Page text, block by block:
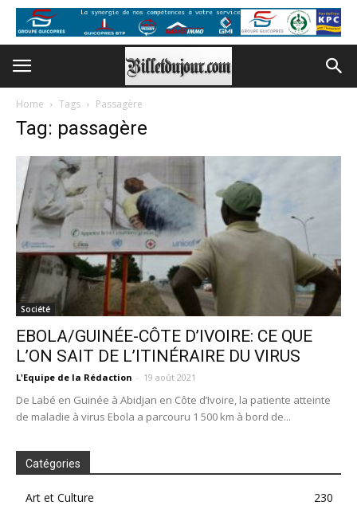
Home Tags Passagère
Tag: passagère
Société
EBOLA/GUINÉE-CÔTE D’IVOIRE: CE QUE
L’ON SAIT DE L’ITINÉRAIRE DU VIRUS
L'Equipe de la Rédaction - 19 août 2021
De Labé en Guinée à Abidjan en Côte d’Ivoire, la patiente atteinte
de maladie à virus Ebola a parcouru 1 500 km à bord de...
Catégories
Art et Culture
230